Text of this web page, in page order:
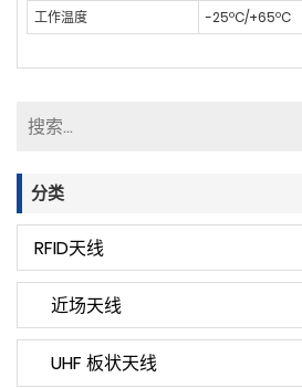
分类
RFID天线
近场天线
UHF 板状天线
工作温度
-25ºC/+65ºC